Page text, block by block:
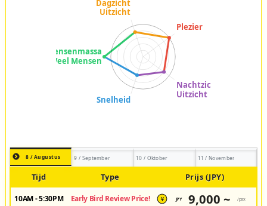
8 / Augustus 9 / September 10 / Oktober 11 / November
Tijd Type Prijs (JPY)
10AM - 5:30PM Early Bird Review Price! ¥ JPY 9,000 ~ /pax